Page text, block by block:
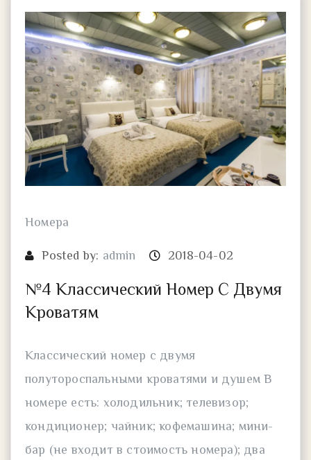
Номера
Posted by: admin 2018-04-02
№4 Классический Номер С Двумя
Кроватям
Классический номер с двумя
полутороспальными кроватями и душем В
номере есть: холодильник; телевизор;
кондиционер; чайник; кофемашина; мини-
бар (не входит в стоимость номера); два